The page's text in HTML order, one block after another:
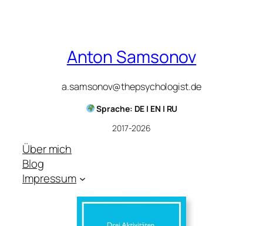
Anton Samsonov
a.samsonov@thepsychologist.de
Sprache: DE | EN | RU
2017-2026
Über mich
Blog
Impressum